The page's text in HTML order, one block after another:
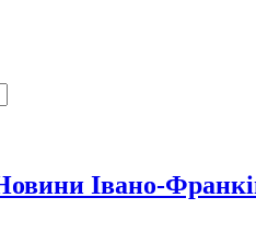
Івано-